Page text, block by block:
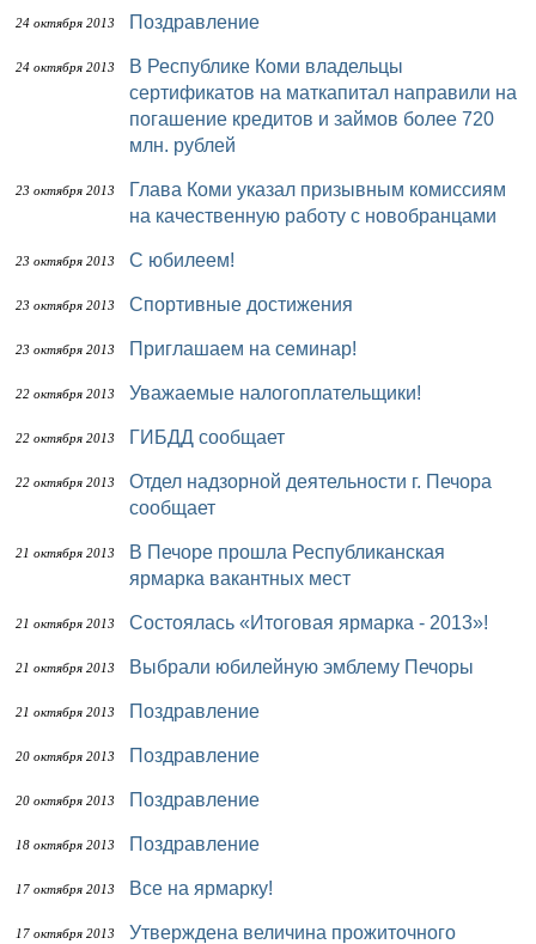
24 октября 2013 Поздравление
24 октября 2013
В Республике Коми владельцы
сертификатов на маткапитал направили на
погашение кредитов и займов более 720
млн. рублей
23 октября 2013
Глава Коми указал призывным комиссиям
на качественную работу с новобранцами
23 октября 2013 С юбилеем!
23 октября 2013 Спортивные достижения
23 октября 2013 Приглашаем на семинар!
22 октября 2013 Уважаемые налогоплательщики!
22 октября 2013 ГИБДД сообщает
22 октября 2013
Отдел надзорной деятельности г. Печора
сообщает
21 октября 2013
В Печоре прошла Республиканская
ярмарка вакантных мест
21 октября 2013 Состоялась «Итоговая ярмарка - 2013»!
21 октября 2013 Выбрали юбилейную эмблему Печоры
21 октября 2013 Поздравление
20 октября 2013 Поздравление
20 октября 2013 Поздравление
18 октября 2013 Поздравление
17 октября 2013 Все на ярмарку!
17 октября 2013
Утверждена величина прожиточного